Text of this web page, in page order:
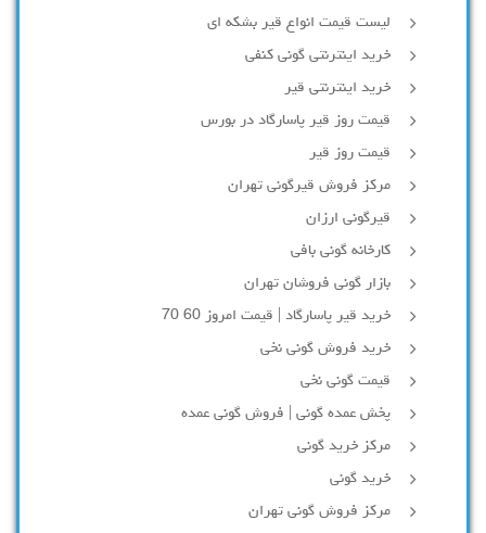
لیست قیمت انواع قیر بشکه ای
خرید اینترنتی گونی کنفی
خرید اینترنتی قیر
قیمت روز قیر پاسارگاد در بورس
قیمت روز قیر
مرکز فروش قیرگونی تهران
قیرگونی ارزان
کارخانه گونی بافی
بازار گونی فروشان تهران
خرید قیر پاسارگاد | قیمت امروز 60 70
خرید فروش گونی نخی
قیمت گونی نخی
پخش عمده گونی | فروش گونی عمده
مرکز خرید گونی
خرید گونی
مرکز فروش گونی تهران